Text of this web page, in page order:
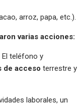
arroz, papa, etc.).
varias acciones:
teléfono y
de acceso terrestre y
laborales, un